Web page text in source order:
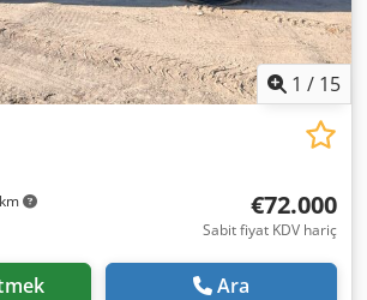
1 / 15
€72.000
Sabit fiyat KDV hariç
Ara